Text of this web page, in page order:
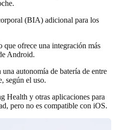
(BIA) adicional para los
que ofrece una integración más
Android.
autonomía de batería de entre
según el uso.
Health y otras aplicaciones para
pero no es compatible con iOS.